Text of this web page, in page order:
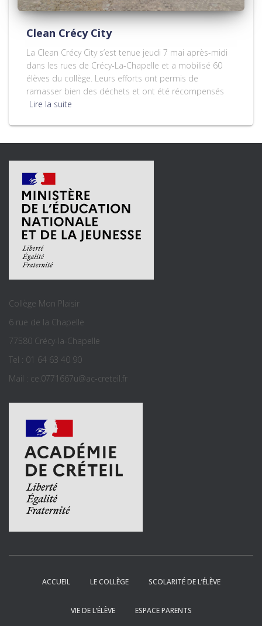
Clean Crécy City
La Clean Crécy City s’est tenue jeudi 7 mai après-midi
dans les rues de Crécy-La-Chapelle et a mobilisé 60
élèves du collège. Leurs efforts ont permis de
ramasser bien des déchets et ont été récompensés
Lire la suite
Collège Mon Plaisir
6 rue de la Chapelle
77580 Crécy-la-Chapelle
Tel : 01 64 63 40 90
Mail : ce.0771667u@ac-creteil.fr
ACCUEIL LE COLLÈGE SCOLARITÉ DE L’ÉLÈVE
VIE DE L’ÉLÈVE ESPACE PARENTS